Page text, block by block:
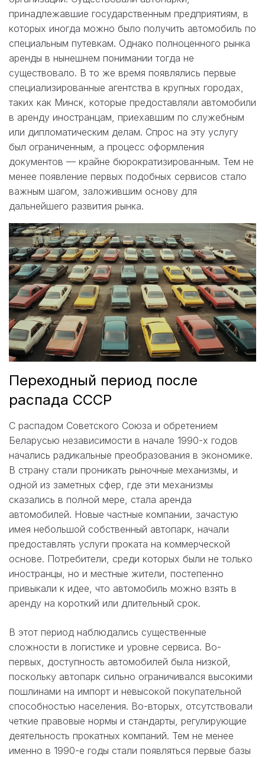
принадлежавшие государственным предприятиям, в
которых иногда можно было получить автомобиль по
специальным путевкам. Однако полноценного рынка
аренды в нынешнем понимании тогда не
существовало. В то же время появлялись первые
специализированные агентства в крупных городах,
таких как Минск, которые предоставляли автомобили
в аренду иностранцам, приехавшим по служебным
или дипломатическим делам. Спрос на эту услугу
был ограниченным, а процесс оформления
документов — крайне бюрократизированным. Тем не
менее появление первых подобных сервисов стало
важным шагом, заложившим основу для
дальнейшего развития рынка.
Переходный период после
распада СССР
С распадом Советского Союза и обретением
Беларусью независимости в начале 1990-х годов
начались радикальные преобразования в экономике.
В страну стали проникать рыночные механизмы, и
одной из заметных сфер, где эти механизмы
сказались в полной мере, стала аренда
автомобилей. Новые частные компании, зачастую
имея небольшой собственный автопарк, начали
предоставлять услуги проката на коммерческой
основе. Потребители, среди которых были не только
иностранцы, но и местные жители, постепенно
привыкали к идее, что автомобиль можно взять в
аренду на короткий или длительный срок.
В этот период наблюдались существенные
сложности в логистике и уровне сервиса. Во-
первых, доступность автомобилей была низкой,
поскольку автопарк сильно ограничивался высокими
пошлинами на импорт и невысокой покупательной
способностью населения. Во-вторых, отсутствовали
четкие правовые нормы и стандарты, регулирующие
деятельность прокатных компаний. Тем не менее
именно в 1990-е годы стали появляться первые базы